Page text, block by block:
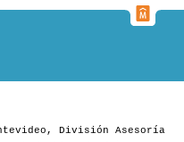
División Asesoría